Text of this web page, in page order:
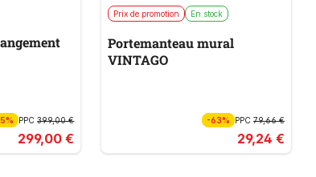
PPC399,00 €
299,00 €
Prix de promotion En stock
Portemanteau mural
VINTAGO
-63% PPC 79,66 €
29,24 €